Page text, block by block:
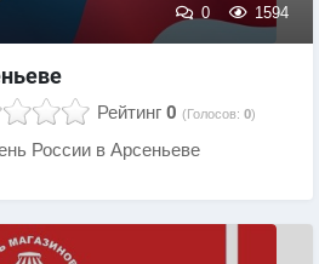
0 1594
Рейтинг 0 (Голосов: 0)
России в Арсеньеве